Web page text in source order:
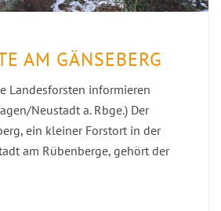
AM GÄNSEBERG
Landesforsten informieren
Neustadt a. Rbge.) Der
ein kleiner Forstort in der
am Rübenberge, gehört der